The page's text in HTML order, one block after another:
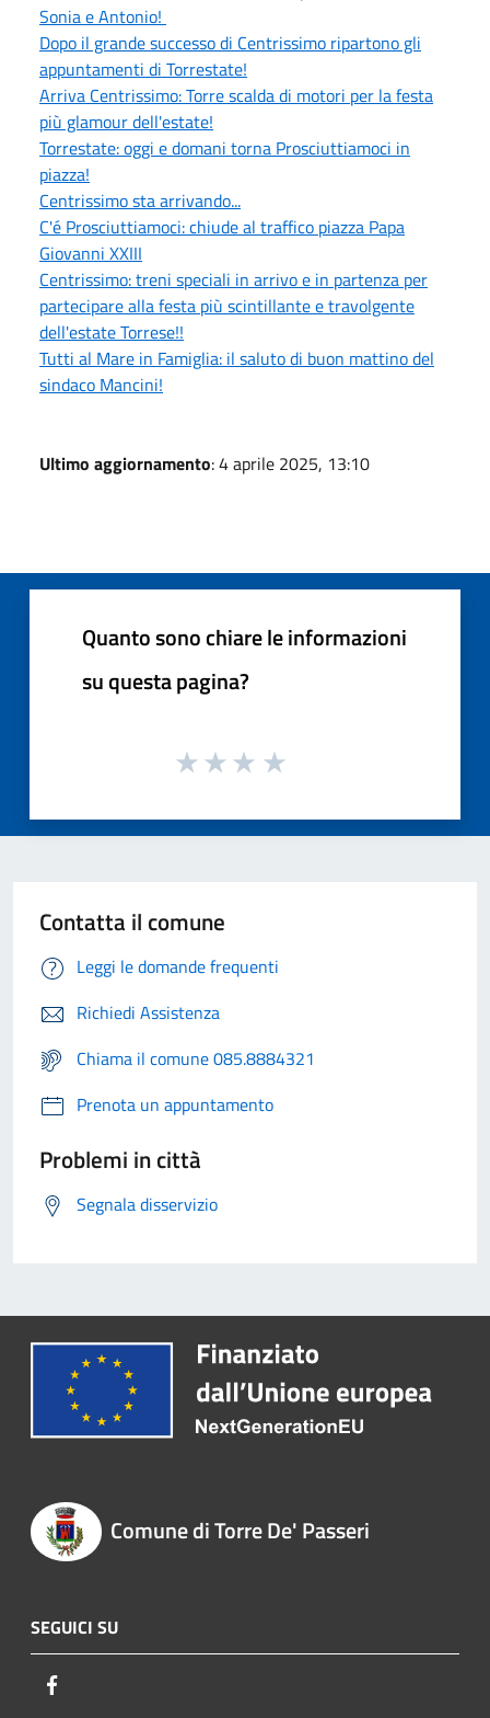
Sonia e Antonio!
Dopo il grande successo di Centrissimo ripartono gli
appuntamenti di Torrestate!
Arriva Centrissimo: Torre scalda di motori per la festa
più glamour dell'estate!
Torrestate: oggi e domani torna Prosciuttiamoci in
piazza!
Centrissimo sta arrivando...
C'é Prosciuttiamoci: chiude al traffico piazza Papa
Giovanni XXIII
Centrissimo: treni speciali in arrivo e in partenza per
partecipare alla festa più scintillante e travolgente
dell'estate Torrese!!
Tutti al Mare in Famiglia: il saluto di buon mattino del
sindaco Mancini!
Ultimo aggiornamento: 4 aprile 2025, 13:10
Quanto sono chiare le informazioni
su questa pagina?
Contatta il comune
Leggi le domande frequenti
Richiedi Assistenza
Chiama il comune 085.8884321
Prenota un appuntamento
Problemi in città
Segnala disservizio
Comune di Torre De' Passeri
SEGUICI SU